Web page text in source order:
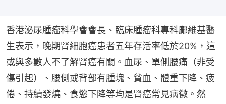
香港泌尿腫瘤科學會會長、臨床腫瘤科專科鄺維基醫
生表示，晚期腎細胞癌患者五年存活率低於20%，這
或與多數人不了解腎癌有關。血尿、單側腰痛（非受
傷引起）、腰側或背部有腫塊、貧血、體重下降、疲
倦、持續發燒、食慾下降等均是腎癌常見病徵。然